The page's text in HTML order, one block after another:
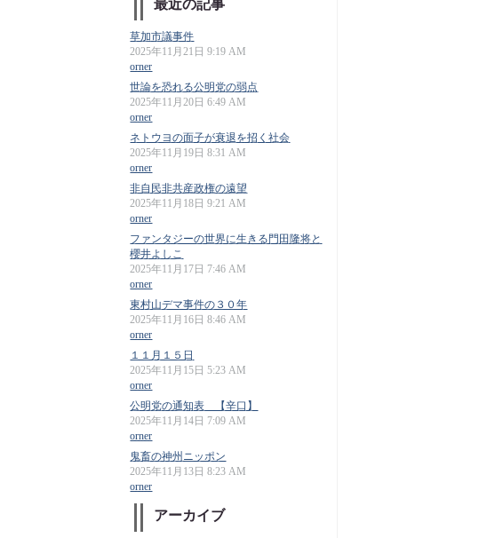
最近の記事
草加市議事件
2025年11月21日 9:19 AM
orner
世論を恐れる公明党の弱点
2025年11月20日 6:49 AM
orner
ネトウヨの面子が衰退を招く社会
2025年11月19日 8:31 AM
orner
非自民非共産政権の遠望
2025年11月18日 9:21 AM
orner
ファンタジーの世界に生きる門田隆将と
櫻井よしこ
2025年11月17日 7:46 AM
orner
東村山デマ事件の３０年
2025年11月16日 8:46 AM
orner
１１月１５日
2025年11月15日 5:23 AM
orner
公明党の通知表 【辛口】
2025年11月14日 7:09 AM
orner
鬼畜の神州ニッポン
2025年11月13日 8:23 AM
orner
アーカイブ